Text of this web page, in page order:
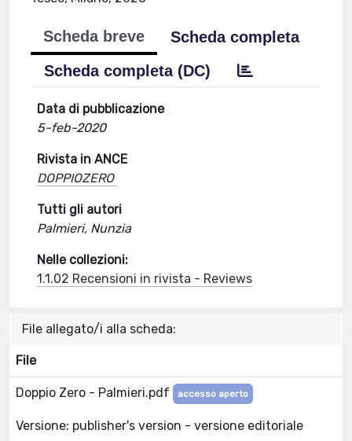
Scheda breve
Scheda completa
Scheda completa (DC)
Data di pubblicazione
5-feb-2020
Rivista in ANCE
DOPPIOZERO
Tutti gli autori
Palmieri, Nunzia
Nelle collezioni:
1.1.02 Recensioni in rivista - Reviews
File allegato/i alla scheda:
File
Doppio Zero - Palmieri.pdf accesso aperto
Versione: publisher's version - versione editoriale